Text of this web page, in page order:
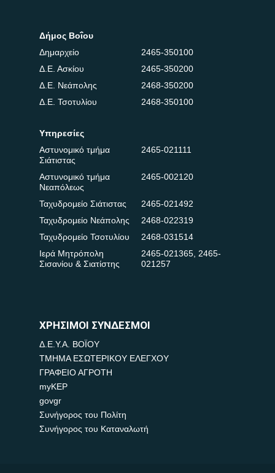
Δήμος Βοΐου
Δημαρχείο
2465-350100
Δ.Ε. Ασκίου
2465-350200
Δ.Ε. Νεάπολης
2468-350200
Δ.Ε. Τσοτυλίου
2468-350100
Υπηρεσίες
Αστυνομικό τμήμα
Σιάτιστας
2465-021111
Αστυνομικό τμήμα
Νεαπόλεως
2465-002120
Ταχυδρομείο Σιάτιστας
2465-021492
Ταχυδρομείο Νεάπολης
2468-022319
Ταχυδρομείο Τσοτυλίου
2468-031514
Ιερά Μητρόπολη
Σισανίου & Σιατίστης
2465-021365, 2465-
021257
ΧΡΗΣΙΜΟΙ ΣΥΝΔΕΣΜΟΙ
Δ.Ε.Υ.Α. ΒΟΪΟΥ
ΤΜΗΜΑ ΕΣΩΤΕΡΙΚΟΥ ΕΛΕΓΧΟΥ
ΓΡΑΦΕΙΟ ΑΓΡΟΤΗ
myKEP
govgr
Συνήγορος του Πολίτη
Συνήγορος του Καταναλωτή